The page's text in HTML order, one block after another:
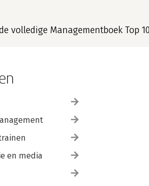
volledige Managementboek Top
en media